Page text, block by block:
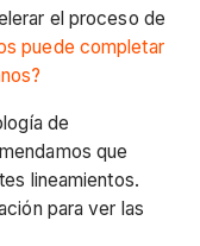
el proceso de
puede completar
de
que
lineamientos.
para ver las